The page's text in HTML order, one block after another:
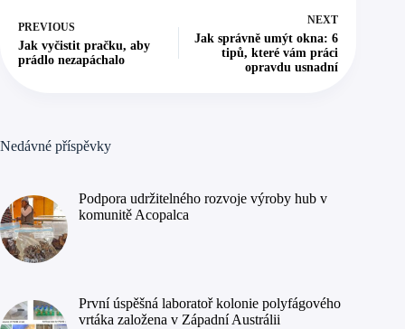
PREVIOUS
Jak vyčistit pračku, aby
prádlo nezapáchalo
NEXT
Jak správně umýt okna: 6
tipů, které vám práci
opravdu usnadní
Nedávné příspěvky
Podpora udržitelného rozvoje výroby hub v
komunitě Acopalca
První úspěšná laboratoř kolonie polyfágového
vrtáka založena v Západní Austrálii